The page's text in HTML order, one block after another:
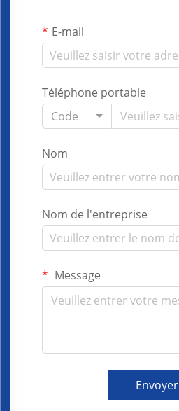
E-mail
Téléphone portable
Code
Nom
Nom de l'entreprise
Message
Envoyer